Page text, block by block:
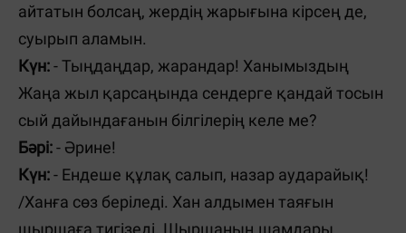
айтатын болсаң, жердің жарығына кірсең де,
суырып аламын.
Күн:- Тыңдаңдар, жарандар! Ханымыздың
Жаңа жыл қарсаңында сендерге қандай тосын
сый дайындағанын білгілерің келе ме?
Бәрі:- Әрине!
Күн:- Ендеше құлақ салып, назар аударайық!
/Ханға сөз беріледі. Хан алдымен таяғын
шыршаға тигізеді. Шыршаның шамдары